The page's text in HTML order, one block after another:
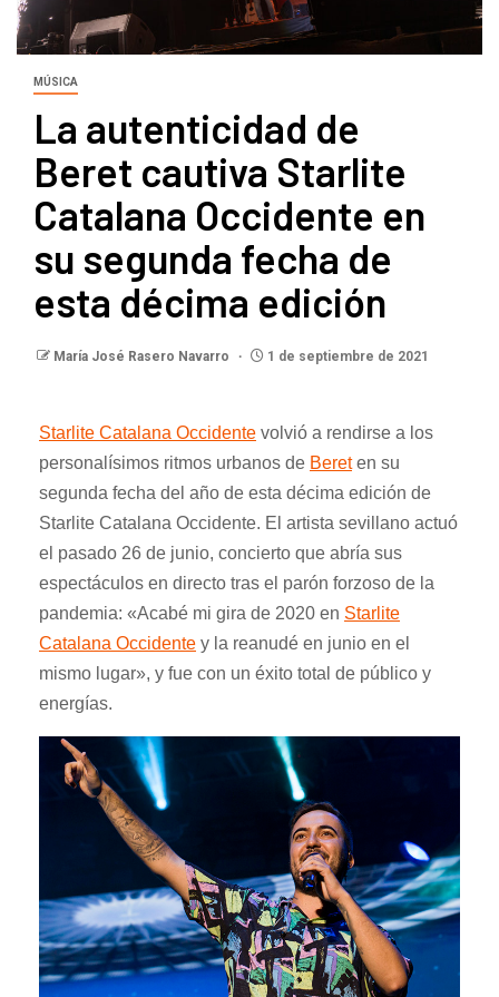
MÚSICA
La autenticidad de
Beret cautiva Starlite
Catalana Occidente en
su segunda fecha de
esta décima edición
María José Rasero Navarro 1 de septiembre de 2021
Starlite Catalana Occidente volvió a rendirse a los
personalísimos ritmos urbanos de Bereten su
segunda fecha del año de esta décima edición de
Starlite Catalana Occidente. El artista sevillano actuó
el pasado 26 de junio, concierto que abría sus
espectáculos en directo tras el parón forzoso de la
pandemia: «Acabé mi gira de 2020 en Starlite
Catalana Occidente y la reanudé en junio en el
mismo lugar», y fue con un éxito total de público y
energías.